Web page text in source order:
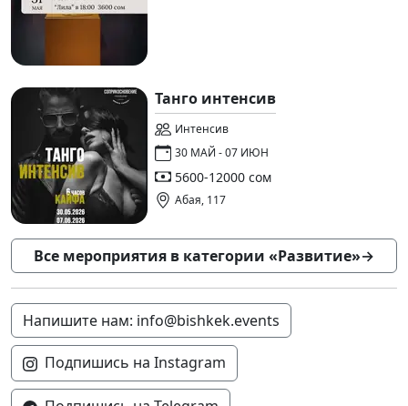
Танго интенсив
Интенсив
30 МАЙ - 07 ИЮН
5600-12000 сом
Абая, 117
Все мероприятия в категории «Развитие»→
Напишите нам: info@bishkek.events
Подпишись на Instagram